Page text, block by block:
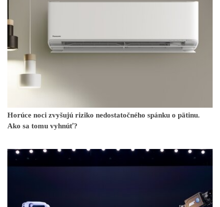
Horúce noci zvyšujú riziko nedostatočného spánku o pätinu.
Ako sa tomu vyhnúť?